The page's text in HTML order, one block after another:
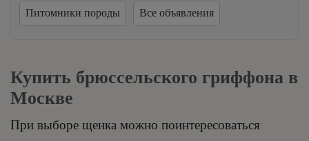
Питомники породы Все объявления
Купить брюссельского гриффона в
Москве
При выборе щенка можно поинтересоваться